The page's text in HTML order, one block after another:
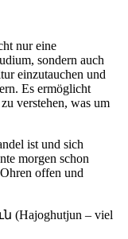
nur eine
sondern auch
einzutauchen und
Es ermöglicht
verstehen, was um
ist und sich
morgen schon
offen und
(Hajoghutjun – viel